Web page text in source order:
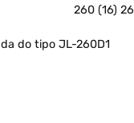
do tipo JL-260D1